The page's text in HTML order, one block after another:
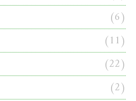
(6)
(11)
(22)
(2)